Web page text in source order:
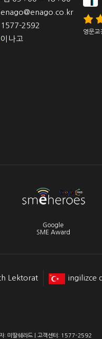
enago@enago.co.kr
1577-2592
이나고
영문교
Google
SME Award
Lektorat ingilizce
: 미딸쉐라드 | 고객센터: 1577-2592